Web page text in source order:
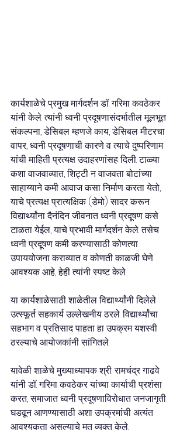
कार्यशाळेचे प्रमुख मार्गदर्शन डॉ. गरिमा कवठेकर
यांनी केले. त्यांनी ध्वनी प्रदूषणासंदर्भातील मूलभूत
संकल्पना, डेसिबल म्हणजे काय, डेसिबल मीटरचा
वापर, ध्वनी प्रदूषणाची कारणे व त्याचे दुष्परिणाम
यांची माहिती प्रत्यक्ष उदाहरणांसह दिली. टाळ्या
कशा वाजवाव्यात, शिट्टी न वाजवता बोटांच्या
साहाय्याने कमी आवाज कसा निर्माण करता येतो,
याचे प्रत्यक्ष प्रात्यक्षिक (डेमो) सादर करून
विद्यार्थ्यांना दैनंदिन जीवनात ध्वनी प्रदूषण कसे
टाळता येईल, याचे प्रभावी मार्गदर्शन केले. तसेच
ध्वनी प्रदूषण कमी करण्यासाठी कोणत्या
उपाययोजना कराव्यात व कोणती काळजी घेणे
आवश्यक आहे, हेही त्यांनी स्पष्ट केले.
या कार्यशाळेसाठी शाळेतील विद्यार्थ्यांनी दिलेले
उत्स्फूर्त सहकार्य उल्लेखनीय ठरले. विद्यार्थ्यांचा
सहभाग व प्रतिसाद पाहता हा उपक्रम यशस्वी
ठरल्याचे आयोजकांनी सांगितले.
यावेळी शाळेचे मुख्याध्यापक श्री. रामचंद्र गाढवे
यांनी डॉ. गरिमा कवठेकर यांच्या कार्याची प्रशंसा
करत, समाजात ध्वनी प्रदूषणाविरोधात जनजागृती
घडवून आणण्यासाठी अशा उपक्रमांची अत्यंत
आवश्यकता असल्याचे मत व्यक्त केले.